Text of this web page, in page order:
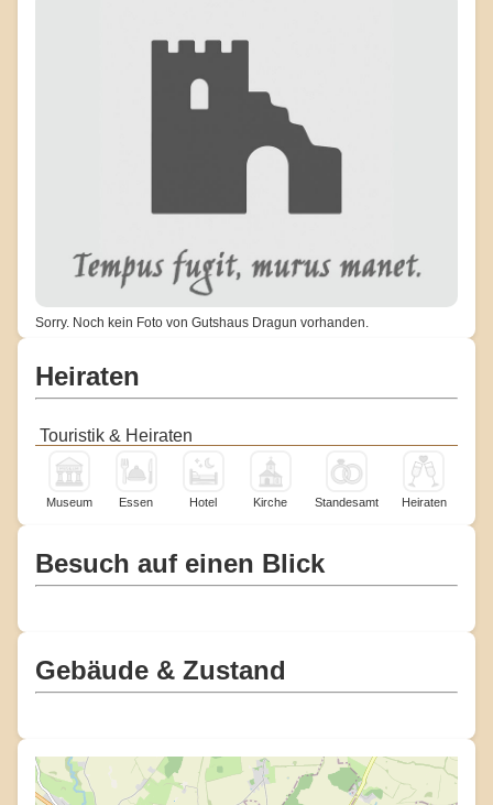
Sorry. Noch kein Foto von Gutshaus Dragun vorhanden.
Heiraten
Touristik & Heiraten
Museum Essen Hotel Kirche Standesamt Heiraten
Besuch auf einen Blick
Gebäude & Zustand